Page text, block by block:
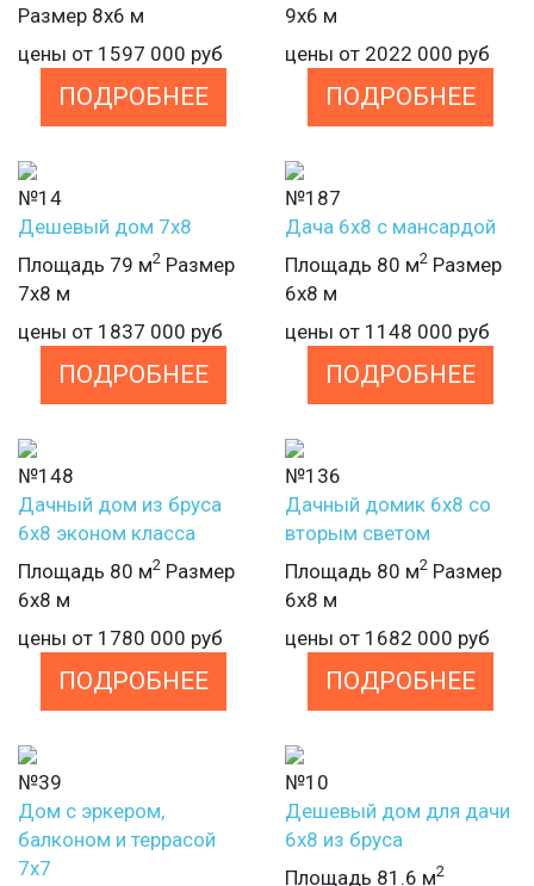
Размер 8х6 м
цены от 1597 000 руб
ПОДРОБНЕЕ
9х6 м
цены от 2022 000 руб
ПОДРОБНЕЕ
№14
Дешевый дом 7х8
Площадь 79 м2 Размер
7х8 м
цены от 1837 000 руб
ПОДРОБНЕЕ
№187
Дача 6х8 с мансардой
Площадь 80 м2 Размер
6х8 м
цены от 1148 000 руб
ПОДРОБНЕЕ
№148
Дачный дом из бруса
6х8 эконом класса
Площадь 80 м2 Размер
6х8 м
цены от 1780 000 руб
ПОДРОБНЕЕ
№136
Дачный домик 6х8 со
вторым светом
Площадь 80 м2 Размер
6х8 м
цены от 1682 000 руб
ПОДРОБНЕЕ
№39
Дом с эркером,
балконом и террасой
7х7
№10
Дешевый дом для дачи
6х8 из бруса
Площадь 81.6 м2